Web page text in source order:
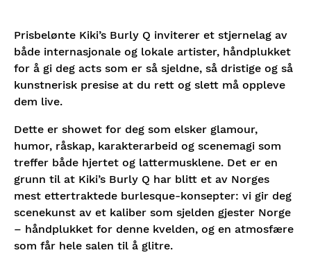
Prisbelønte Kiki’s Burly Q inviterer et stjernelag av
både internasjonale og lokale artister, håndplukket
for å gi deg acts som er så sjeldne, så dristige og så
kunstnerisk presise at du rett og slett må oppleve
dem live.
Dette er showet for deg som elsker glamour,
humor, råskap, karakterarbeid og scenemagi som
treffer både hjertet og lattermusklene. Det er en
grunn til at Kiki’s Burly Q har blitt et av Norges
mest ettertraktede burlesque-konsepter: vi gir deg
scenekunst av et kaliber som sjelden gjester Norge
– håndplukket for denne kvelden, og en atmosfære
som får hele salen til å glitre.